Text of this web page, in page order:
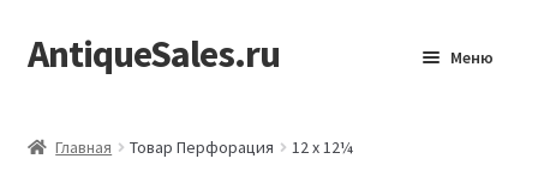
Перейти
к
Перейти
к
AntiqueSales.ru Меню
Главная Товар Перфорация 12 x 12¼